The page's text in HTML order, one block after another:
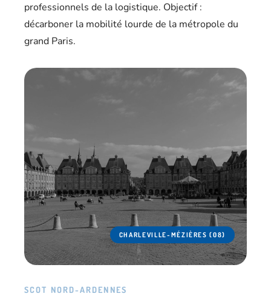
professionnels de la logistique. Objectif :
décarboner la mobilité lourde de la métropole du
grand Paris.
CHARLEVILLE-MÉZIÈRES (08)
SCOT NORD-ARDENNES